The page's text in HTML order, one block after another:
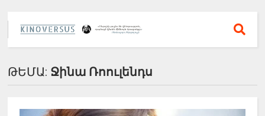
ԹԵՄԱ: Ջինա Ռոուլենդս